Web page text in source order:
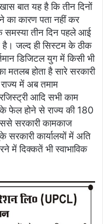
बात यह है कि तीन दिनों
का कारण पता नहीं कर
समस्या तीन दिन पहले आई
है। जल्द ही सिस्टम के ठीक
डिजिटल युग में किसी भी
मतलब होता है सारे सरकारी
में अब तमाम
आदि सभी काम
फेल होने से राज्य की 180
सरकारी कामकाज
सरकारी कार्यालयों में अति
दिक्कतें भी स्वाभाविक